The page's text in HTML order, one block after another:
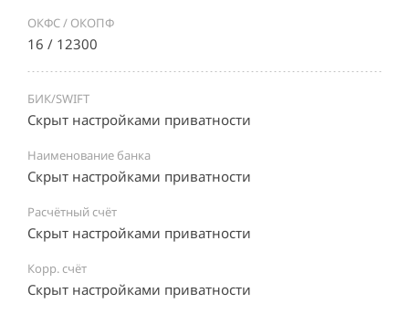
ОКФС / ОКОПФ
16 / 12300
БИК/SWIFT
Скрыт настройками приватности
Наименование банка
Скрыт настройками приватности
Расчётный счёт
Скрыт настройками приватности
Корр. счёт
Скрыт настройками приватности